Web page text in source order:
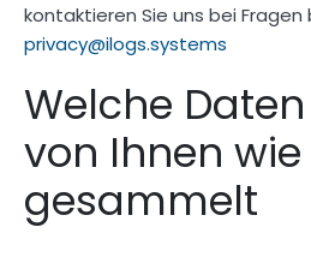
kontaktieren Sie uns bei Fragen
privacy@ilogs.systems
Welche
von Ihnen wie
gesammelt